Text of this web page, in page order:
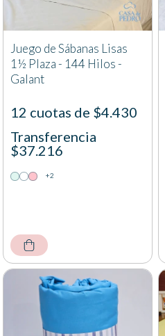
Juego de Sábanas Lisas
1½ Plaza - 144 Hilos -
Galant
12 cuotas de $4.430
Transferencia
$37.216
+2